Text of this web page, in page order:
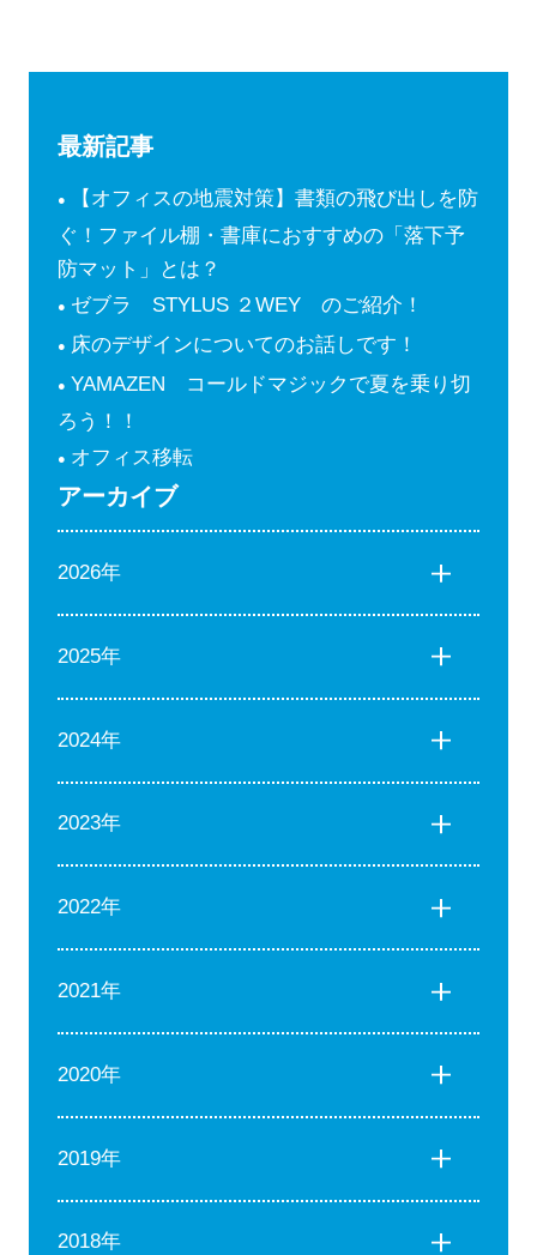
最新記事
【オフィスの地震対策】書類の飛び出しを防
ぐ！ファイル棚・書庫におすすめの「落下予
防マット」とは？
ゼブラ STYLUS ２WEY のご紹介！
床のデザインについてのお話しです！
YAMAZEN コールドマジックで夏を乗り切
ろう！！
オフィス移転
アーカイブ
2026年
2025年
2024年
2023年
2022年
2021年
2020年
2019年
2018年